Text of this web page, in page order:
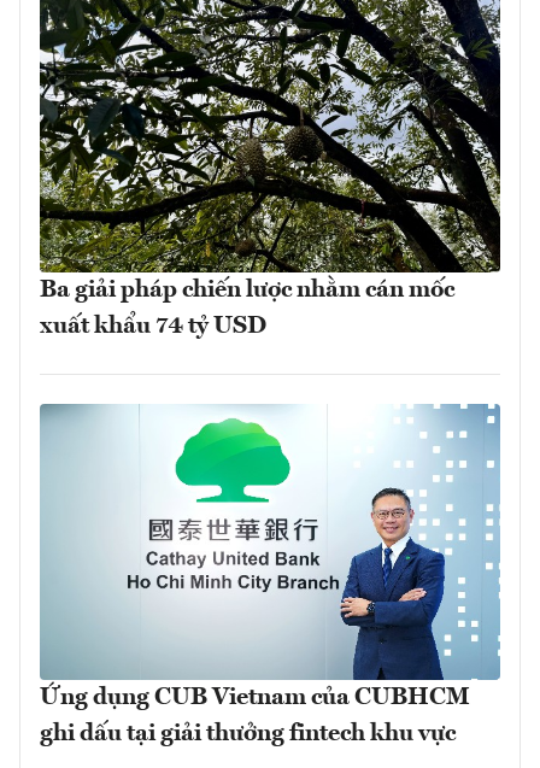
Ba giải pháp chiến lược nhằm cán mốc
xuất khẩu 74 tỷ USD
Ứng dụng CUB Vietnam của CUBHCM
ghi dấu tại giải thưởng fintech khu vực